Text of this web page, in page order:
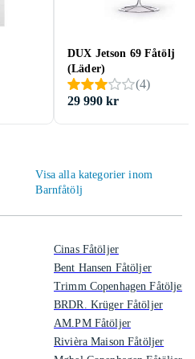
DUX Jetson 69 Fåtölj
(Läder)
(4)
29 990 kr
Visa alla kategorier inom
Barnfåtölj
Cinas Fåtöljer
Bent Hansen Fåtöljer
Trimm Copenhagen Fåtöljer
BRDR. Krüger Fåtöljer
AM.PM Fåtöljer
Rivièra Maison Fåtöljer